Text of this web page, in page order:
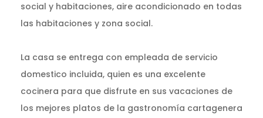
social y habitaciones, aire acondicionado en todas
las habitaciones y zona social.
La casa se entrega con empleada de servicio
domestico incluida, quien es una excelente
cocinera para que disfrute en sus vacaciones de
los mejores platos de la gastronomía cartagenera